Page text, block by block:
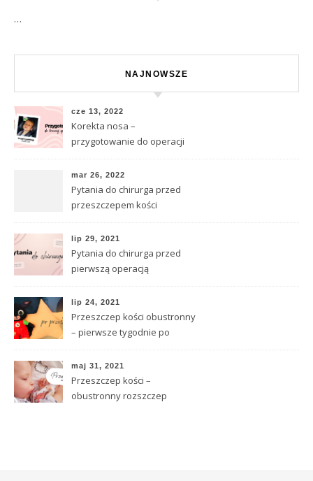
…
NAJNOWSZE
cze 13, 2022
Korekta nosa –
przygotowanie do operacji
mar 26, 2022
Pytania do chirurga przed
przeszczepem kości
lip 29, 2021
Pytania do chirurga przed
pierwszą operacją
lip 24, 2021
Przeszczep kości obustronny
– pierwsze tygodnie po
maj 31, 2021
Przeszczep kości –
obustronny rozszczep